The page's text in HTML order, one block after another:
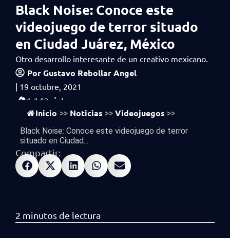
Black Noise: Conoce este
videojuego de terror situado
en Ciudad Juárez, México
Otro desarrollo interesante de un creativo mexicano.
PorGustavo Rebollar Angel
| 19 octubre, 2021
1,142 vistas
Inicio >> Noticias >> Videojuegos >>
Black Noise: Conoce este videojuego de terror
situado en Ciudad...
Compartir: